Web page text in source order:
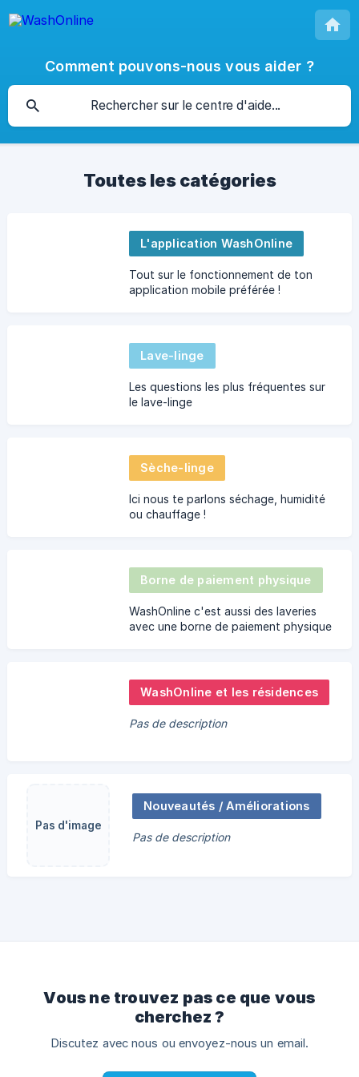
Comment pouvons-nous vous aider ?
Toutes les catégories
L'application WashOnline
Tout sur le fonctionnement de ton
application mobile préférée !
Lave-linge
Les questions les plus fréquentes sur
le lave-linge
Sèche-linge
Ici nous te parlons séchage, humidité
ou chauffage !
Borne de paiement physique
WashOnline c'est aussi des laveries
avec une borne de paiement physique
WashOnline et les résidences
Pas de description
Pas d'image
Nouveautés / Améliorations
Pas de description
Vous ne trouvez pas ce que vous
cherchez ?
Discutez avec nous ou envoyez-nous un email.